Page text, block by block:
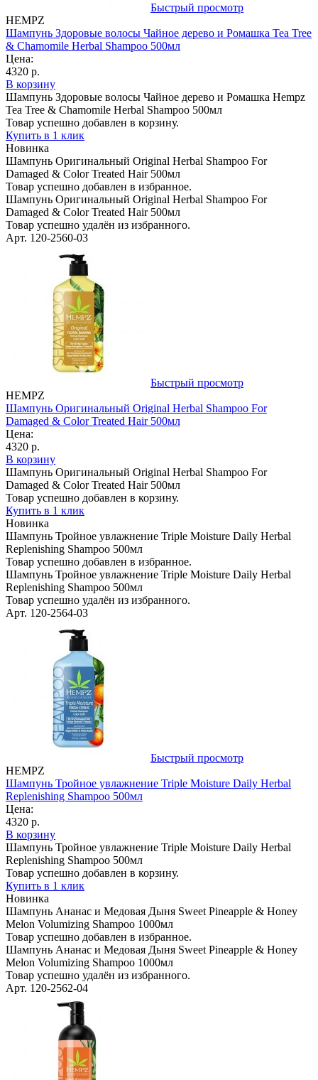
Быстрый просмотр
HEMPZ
Шампунь Здоровые волосы Чайное дерево и Ромашка Tea Tree
& Chamomile Herbal Shampoo 500мл
Цена:
4320 р.
В корзину
Шампунь Здоровые волосы Чайное дерево и Ромашка Hempz
Tea Tree & Chamomile Herbal Shampoo 500мл
Товар успешно добавлен в корзину.
Купить в 1 клик
Новинка
Шампунь Оригинальный Original Herbal Shampoo For
Damaged & Color Treated Hair 500мл
Товар успешно добавлен в избранное.
Шампунь Оригинальный Original Herbal Shampoo For
Damaged & Color Treated Hair 500мл
Товар успешно удалён из избранного.
Арт. 120-2560-03
Быстрый просмотр
HEMPZ
Шампунь Оригинальный Original Herbal Shampoo For
Damaged & Color Treated Hair 500мл
Цена:
4320 р.
В корзину
Шампунь Оригинальный Original Herbal Shampoo For
Damaged & Color Treated Hair 500мл
Товар успешно добавлен в корзину.
Купить в 1 клик
Новинка
Шампунь Тройное увлажнение Triple Moisture Daily Herbal
Replenishing Shampoo 500мл
Товар успешно добавлен в избранное.
Шампунь Тройное увлажнение Triple Moisture Daily Herbal
Replenishing Shampoo 500мл
Товар успешно удалён из избранного.
Арт. 120-2564-03
Быстрый просмотр
HEMPZ
Шампунь Тройное увлажнение Triple Moisture Daily Herbal
Replenishing Shampoo 500мл
Цена:
4320 р.
В корзину
Шампунь Тройное увлажнение Triple Moisture Daily Herbal
Replenishing Shampoo 500мл
Товар успешно добавлен в корзину.
Купить в 1 клик
Новинка
Шампунь Ананас и Медовая Дыня Sweet Pineapple & Honey
Melon Volumizing Shampoo 1000мл
Товар успешно добавлен в избранное.
Шампунь Ананас и Медовая Дыня Sweet Pineapple & Honey
Melon Volumizing Shampoo 1000мл
Товар успешно удалён из избранного.
Арт. 120-2562-04